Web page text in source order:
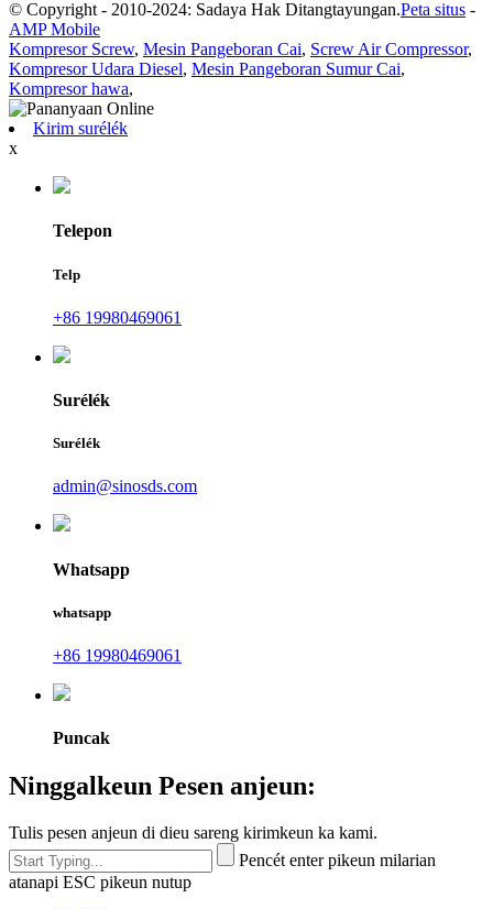
© Copyright - 2010-2024: Sadaya Hak Ditangtayungan.Peta situs -
AMP Mobile
Kompresor Screw, Mesin Pangeboran Cai, Screw Air Compressor,
Kompresor Udara Diesel, Mesin Pangeboran Sumur Cai,
Kompresor hawa,
Kirim surélék
x
Telepon
Telp
+86 19980469061
Surélék
Surélék
admin@sinosds.com
Whatsapp
whatsapp
+86 19980469061
Puncak
Ninggalkeun Pesen anjeun:
Tulis pesen anjeun di dieu sareng kirimkeun ka kami.
Pencét enter pikeun milarian
atanapi ESC pikeun nutup